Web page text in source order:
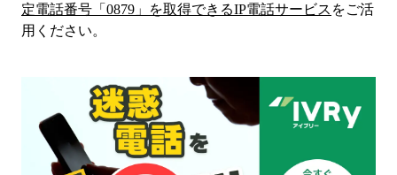
定電話番号「 0879 」を取得できるIP電話サービス をご活
用ください。